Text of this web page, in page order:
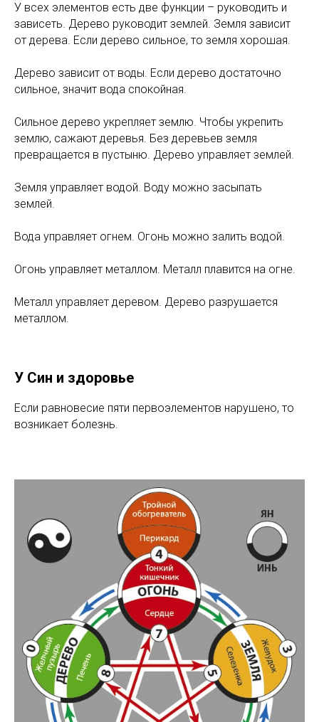
У всех элементов есть две функции – руководить и
зависеть. Дерево руководит землей. Земля зависит
от дерева. Если дерево сильное, то земля хорошая.
Дерево зависит от воды. Если дерево достаточно
сильное, значит вода спокойная.
Сильное дерево укрепляет землю. Чтобы укрепить
землю, сажают деревья. Без деревьев земля
превращается в пустыню. Дерево управляет землей.
Земля управляет водой. Воду можно засыпать
землей.
Вода управляет огнем. Огонь можно залить водой.
Огонь управляет металлом. Металл плавится на огне.
Металл управляет деревом. Дерево разрушается
металлом.
У Син и здоровье
Если равновесие пяти первоэлементов нарушено, то
возникает болезнь.